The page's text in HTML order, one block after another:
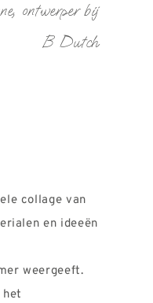
ontwerper bij
B Dutch
collage van
en ideeën
weergeeft.